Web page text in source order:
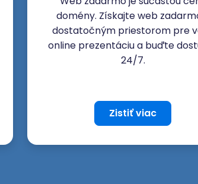
domény. Získajte web
dostatočným priestorom pre
online prezentáciu a buďte
24/7.
Zistiť viac